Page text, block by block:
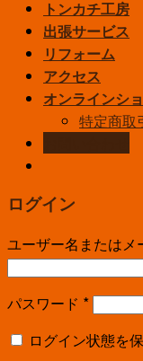
トンカチ工房
出張サービス
リフォーム
アクセス
オンラインシ
特定商取
ログイン
ユーザー名またはメ
パスワード *
ログイン状態を